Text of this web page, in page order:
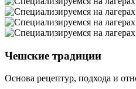
Чешские традиции
Основа рецептур, подхода и